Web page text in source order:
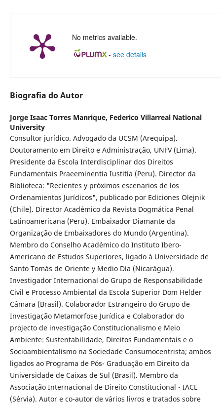
No metrics available.
- see details
Biografia do Autor
Jorge Isaac Torres Manrique, Federico Villarreal National
University
Consultor jurídico. Advogado da UCSM (Arequipa).
Doutoramento em Direito e Administração, UNFV (Lima).
Presidente da Escola Interdisciplinar dos Direitos
Fundamentais Praeeminentia Iustitia (Peru). Director da
Biblioteca: "Recientes y próximos escenarios de los
Ordenamientos Jurídicos", publicado por Ediciones Olejnik
(Chile). Director Académico da Revista Dogmática Penal
Latinoamericana (Peru). Embaixador Diamante da
Organização de Embaixadores do Mundo (Argentina).
Membro do Conselho Académico do Instituto Ibero-
Americano de Estudos Superiores, ligado à Universidade de
Santo Tomás de Oriente y Medio Día (Nicarágua).
Investigador Internacional do Grupo de Responsabilidade
Civil e Processo Ambiental da Escola Superior Dom Helder
Câmara (Brasil). Colaborador Estrangeiro do Grupo de
Investigação Metamorfose Jurídica e Colaborador do
projecto de investigação Constitucionalismo e Meio
Ambiente: Sustentabilidade, Direitos Fundamentais e o
Socioambientalismo na Sociedade Consumocentrista; ambos
ligados ao Programa de Pós- Graduação em Direito da
Universidade de Caixas de Sul (Brasil). Membro da
Associação Internacional de Direito Constitucional - IACL
(Sérvia). Autor e co-autor de vários livros e tratados sobre